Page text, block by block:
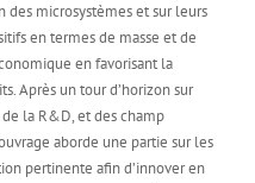
microsystèmes et sur leurs
en termes de masse et de
en favorisant la
Après un tour d’horizon sur
la R&D, et des champ
aborde une partie sur les
pertinente afin d’innover en